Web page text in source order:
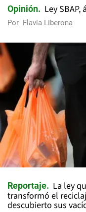
Opinión Ley
Por Flavia Liberona
Reportaje
La ley
transformó el
descubierto sus